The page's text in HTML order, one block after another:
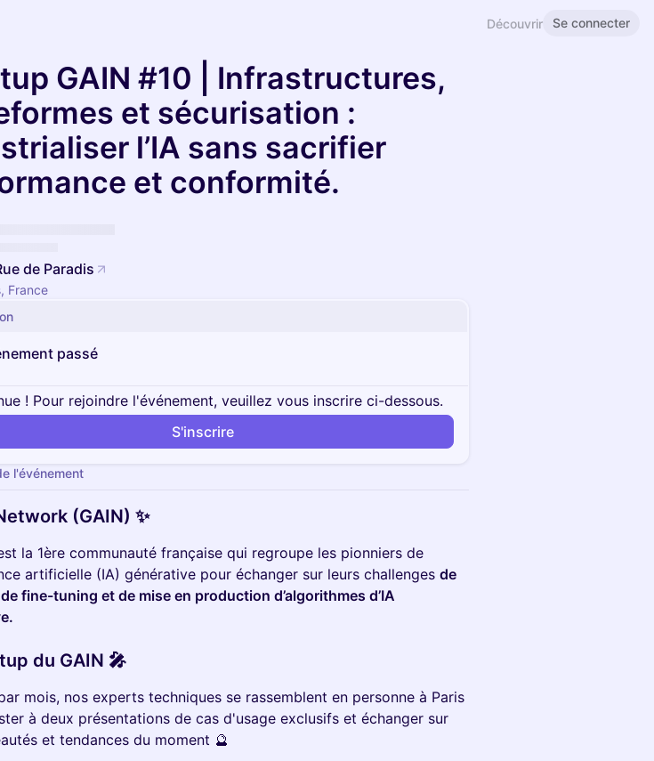
Découvrir Se connecter
GAIN #10 | Infrastructures,
et sécurisation :
l’IA sans sacrifier
et conformité.
de Paradis
France
passé
! Pour rejoindre l'événement, veuillez vous inscrire ci-dessous.
S'inscrire
l'événement
(GAIN) ✨
la 1ère communauté française qui regroupe les pionniers de
artificielle (IA) générative pour échanger sur leurs challenges de
fine-tuning et de mise en production d’algorithmes d’IA
du GAIN 🎤
mois, nos experts techniques se rassemblent en personne à Paris
à deux présentations de cas d'usage exclusifs et échanger sur
et tendances du moment 🔮